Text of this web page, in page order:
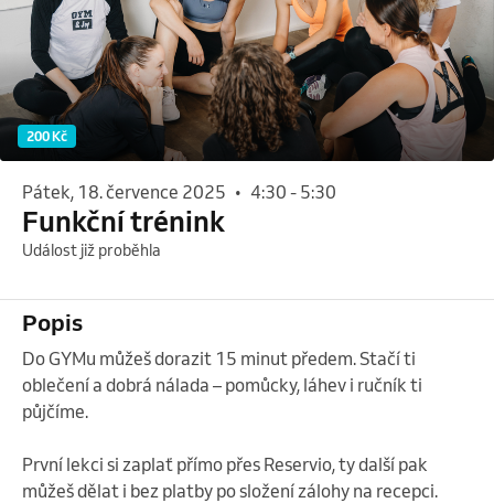
200 Kč
pátek, 18. července 2025 • 4:30 - 5:30
Funkční trénink
Událost již proběhla
Popis
Do GYMu můžeš dorazit 15 minut předem. Stačí ti
oblečení a dobrá nálada – pomůcky, láhev i ručník ti
půjčíme.
První lekci si zaplať přímo přes Reservio, ty další pak
můžeš dělat i bez platby po složení zálohy na recepci.